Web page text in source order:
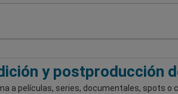
y postproducción
a películas, series, documentales, spots o